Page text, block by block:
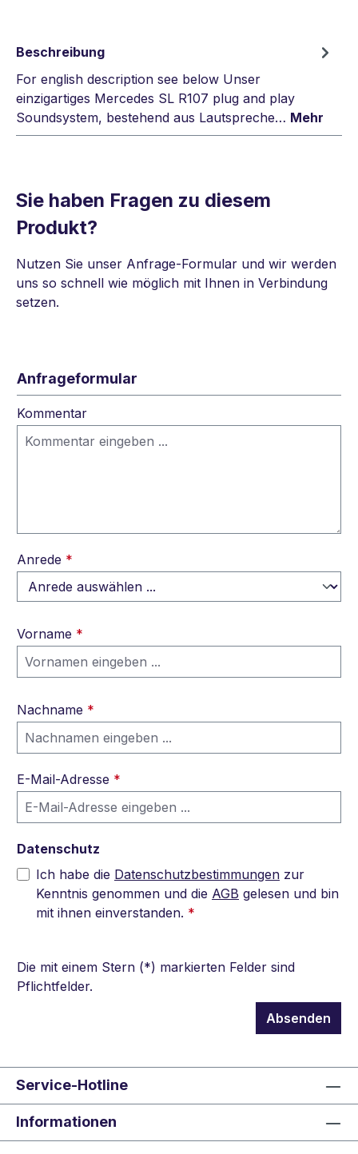
Beschreibung
For english description see below Unser
einzigartiges Mercedes SL R107 plug and play
Soundsystem, bestehend aus Lautspreche… Mehr
Sie haben Fragen zu diesem
Produkt?
Nutzen Sie unser Anfrage-Formular und wir werden
uns so schnell wie möglich mit Ihnen in Verbindung
setzen.
Anfrageformular
Kommentar
Anrede *
Vorname *
Nachname *
E-Mail-Adresse *
Datenschutz
Ich habe die Datenschutzbestimmungen zur
Kenntnis genommen und die AGB gelesen und bin
mit ihnen einverstanden. *
Die mit einem Stern (*) markierten Felder sind
Pflichtfelder.
Absenden
Service-Hotline
Informationen